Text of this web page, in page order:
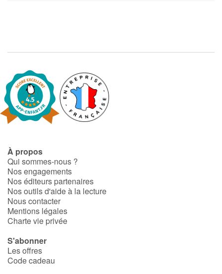
À propos
Qui sommes-nous ?
Nos engagements
Nos éditeurs partenaires
Nos outils d'aide à la lecture
Nous contacter
Mentions légales
Charte vie privée
S'abonner
Les offres
Code cadeau